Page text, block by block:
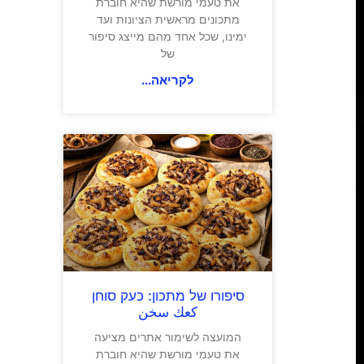
מתכונים מראשית הציונות ועד
ימינו, שכל אחד מהם מייצג סיפור
של
לקריאה...
סיפורו של מתכון: כעק סוחן
كعك سخن
המועצה לשימור אתרים מציעה
את טעמי מורשת שהיא חוברת